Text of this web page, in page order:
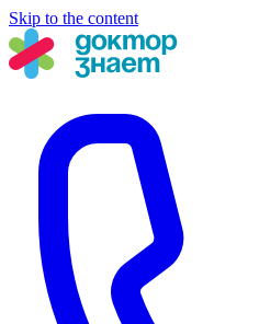
Skip to the content